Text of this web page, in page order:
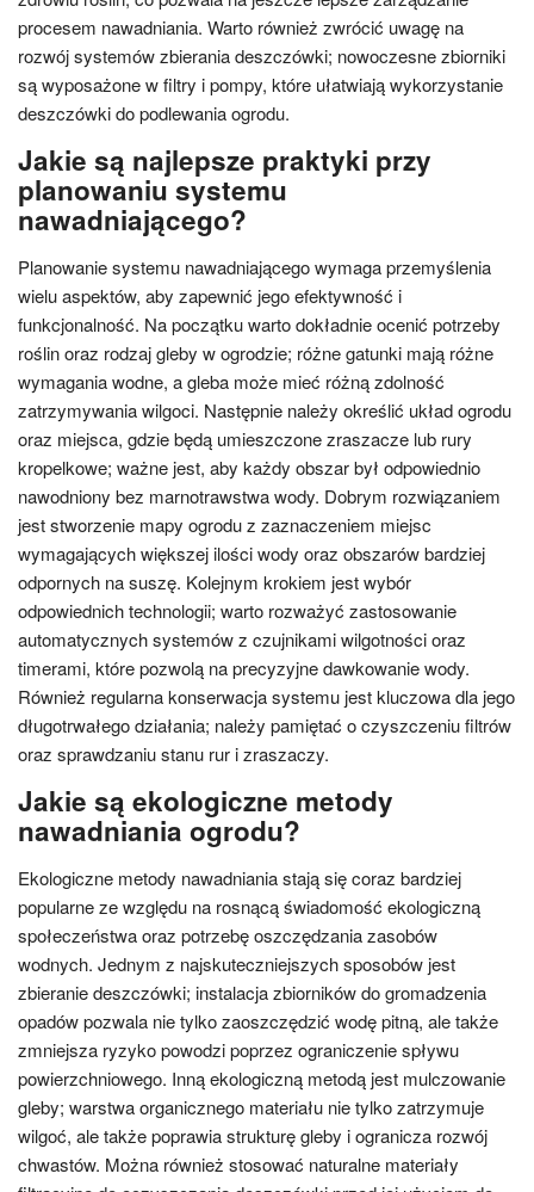
procesem nawadniania. Warto również zwrócić uwagę na
rozwój systemów zbierania deszczówki; nowoczesne zbiorniki
są wyposażone w filtry i pompy, które ułatwiają wykorzystanie
deszczówki do podlewania ogrodu.
Jakie są najlepsze praktyki przy
planowaniu systemu
nawadniającego?
Planowanie systemu nawadniającego wymaga przemyślenia
wielu aspektów, aby zapewnić jego efektywność i
funkcjonalność. Na początku warto dokładnie ocenić potrzeby
roślin oraz rodzaj gleby w ogrodzie; różne gatunki mają różne
wymagania wodne, a gleba może mieć różną zdolność
zatrzymywania wilgoci. Następnie należy określić układ ogrodu
oraz miejsca, gdzie będą umieszczone zraszacze lub rury
kropelkowe; ważne jest, aby każdy obszar był odpowiednio
nawodniony bez marnotrawstwa wody. Dobrym rozwiązaniem
jest stworzenie mapy ogrodu z zaznaczeniem miejsc
wymagających większej ilości wody oraz obszarów bardziej
odpornych na suszę. Kolejnym krokiem jest wybór
odpowiednich technologii; warto rozważyć zastosowanie
automatycznych systemów z czujnikami wilgotności oraz
timerami, które pozwolą na precyzyjne dawkowanie wody.
Również regularna konserwacja systemu jest kluczowa dla jego
długotrwałego działania; należy pamiętać o czyszczeniu filtrów
oraz sprawdzaniu stanu rur i zraszaczy.
Jakie są ekologiczne metody
nawadniania ogrodu?
Ekologiczne metody nawadniania stają się coraz bardziej
popularne ze względu na rosnącą świadomość ekologiczną
społeczeństwa oraz potrzebę oszczędzania zasobów
wodnych. Jednym z najskuteczniejszych sposobów jest
zbieranie deszczówki; instalacja zbiorników do gromadzenia
opadów pozwala nie tylko zaoszczędzić wodę pitną, ale także
zmniejsza ryzyko powodzi poprzez ograniczenie spływu
powierzchniowego. Inną ekologiczną metodą jest mulczowanie
gleby; warstwa organicznego materiału nie tylko zatrzymuje
wilgoć, ale także poprawia strukturę gleby i ogranicza rozwój
chwastów. Można również stosować naturalne materiały